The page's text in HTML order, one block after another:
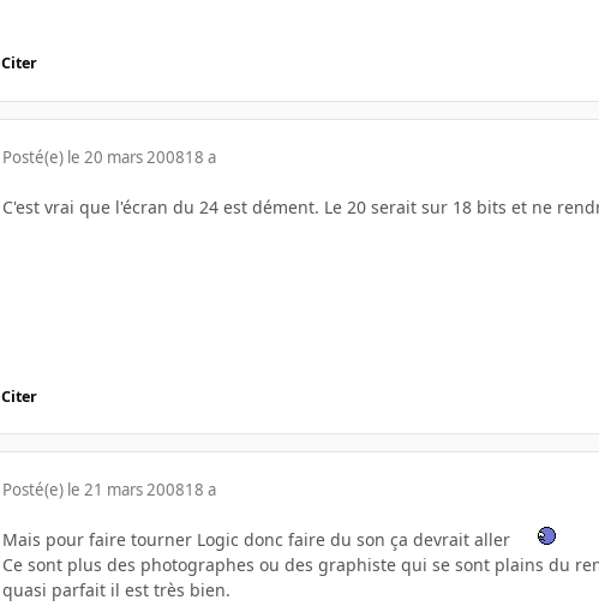
Citer
Posté(e) le 20 mars 200818 a
C'est vrai que l'écran du 24 est dément. Le 20 serait sur 18 bits et ne
Citer
Posté(e) le 21 mars 200818 a
Mais pour faire tourner Logic donc faire du son ça devrait aller
Ce sont plus des photographes ou des graphiste qui se sont plains du
quasi parfait il est très bien.